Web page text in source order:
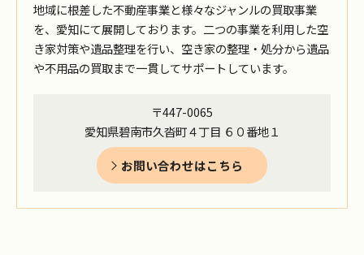
地域に根差した不動産事業と様々なジャンルの買取事業
を、愛知にて展開しております。二つの事業を利用した空
き家対策や遺品整理を行い、空き家の整理・処分から遺品
や不用品の買取まで一貫してサポートしています。
〒447-0065
愛知県碧南市久沓町４丁目 ６０番地１
お問い合わせはこちら